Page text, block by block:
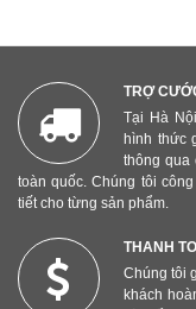
TRỢ
Tại Hà
hình thức
thông qua
toàn quốc. Chúng tôi
tiết cho từng sản phẩm.
THANH
Chúng tôi
khách